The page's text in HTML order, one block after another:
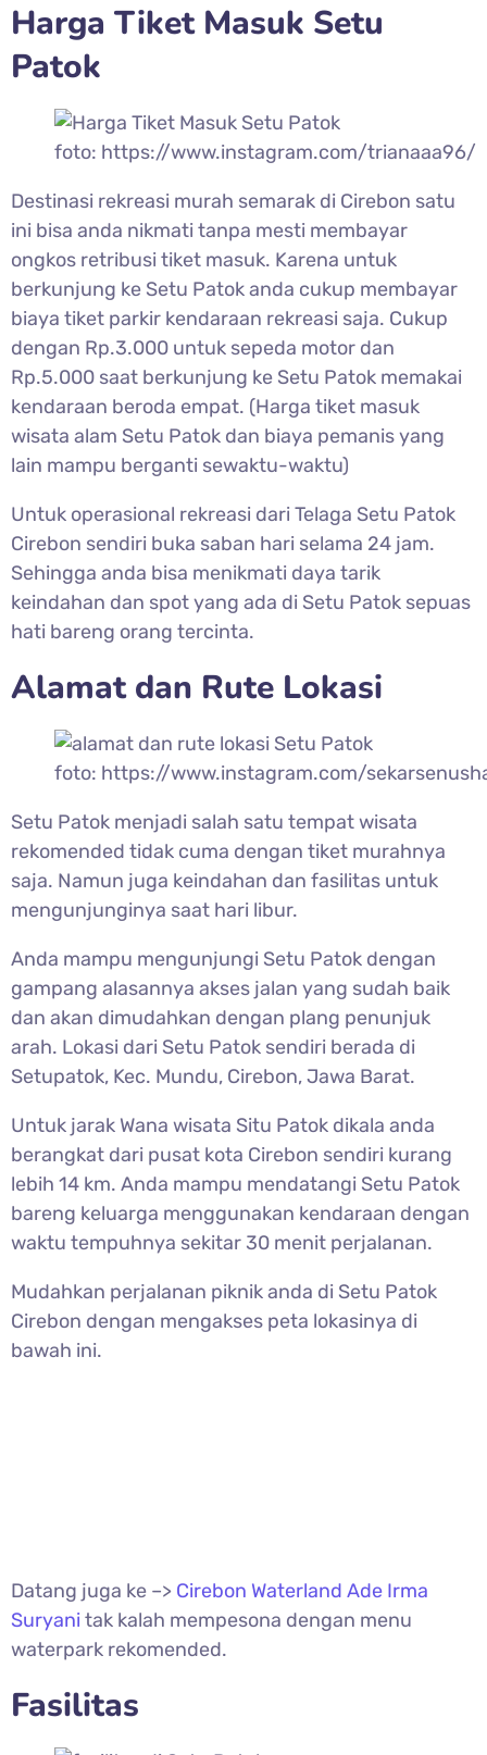
Harga Tiket Masuk Setu
Patok
foto: https://www.instagram.com/trianaaa96/
Destinasi rekreasi murah semarak di Cirebon satu
ini bisa anda nikmati tanpa mesti membayar
ongkos retribusi tiket masuk. Karena untuk
berkunjung ke Setu Patok anda cukup membayar
biaya tiket parkir kendaraan rekreasi saja. Cukup
dengan Rp.3.000 untuk sepeda motor dan
Rp.5.000 saat berkunjung ke Setu Patok memakai
kendaraan beroda empat. (Harga tiket masuk
wisata alam Setu Patok dan biaya pemanis yang
lain mampu berganti sewaktu-waktu)
Untuk operasional rekreasi dari Telaga Setu Patok
Cirebon sendiri buka saban hari selama 24 jam.
Sehingga anda bisa menikmati daya tarik
keindahan dan spot yang ada di Setu Patok sepuas
hati bareng orang tercinta.
Alamat dan Rute Lokasi
foto: https://www.instagram.com/
Setu Patok menjadi salah satu tempat wisata
rekomended tidak cuma dengan tiket murahnya
saja. Namun juga keindahan dan fasilitas untuk
mengunjunginya saat hari libur.
Anda mampu mengunjungi Setu Patok dengan
gampang alasannya akses jalan yang sudah baik
dan akan dimudahkan dengan plang penunjuk
arah. Lokasi dari Setu Patok sendiri berada di
Setupatok, Kec. Mundu, Cirebon, Jawa Barat.
Untuk jarak Wana wisata Situ Patok dikala anda
berangkat dari pusat kota Cirebon sendiri kurang
lebih 14 km. Anda mampu mendatangi Setu Patok
bareng keluarga menggunakan kendaraan dengan
waktu tempuhnya sekitar 30 menit perjalanan.
Mudahkan perjalanan piknik anda di Setu Patok
Cirebon dengan mengakses peta lokasinya di
bawah ini.
Datang juga ke –> Cirebon Waterland Ade Irma
Suryani tak kalah mempesona dengan menu
waterpark rekomended.
Fasilitas